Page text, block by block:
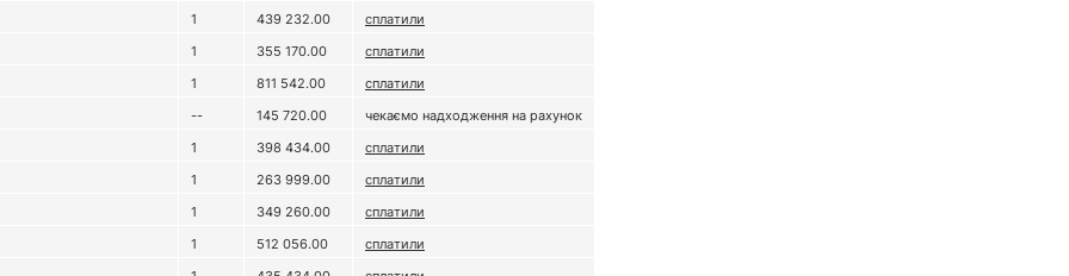
1 439 232.00
сплатили
1 355 170.00
сплатили
1 811 542.00
сплатили
-- 145 720.00
чекаємо надходження на рахунок
1 398 434.00
сплатили
1 263 999.00
сплатили
1 349 260.00
сплатили
1 512 056.00
сплатили